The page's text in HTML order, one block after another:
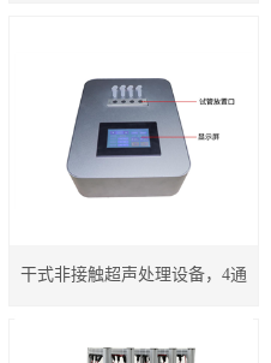
垢，安装灵活， 可非标定制
干式非接触超声处理设备，4通